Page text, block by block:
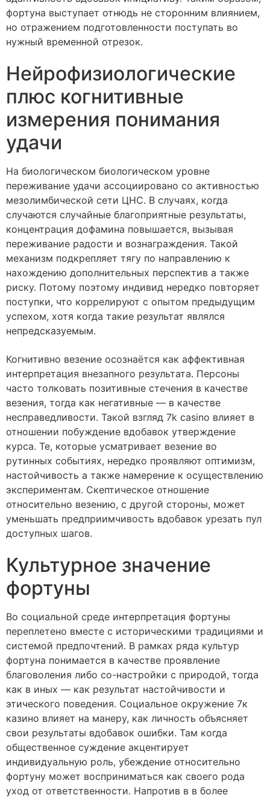
фортуна выступает отнюдь не сторонним влиянием,
но отражением подготовленности поступать во
нужный временной отрезок.
Нейрофизиологические
плюс когнитивные
измерения понимания
удачи
На биологическом биологическом уровне
переживание удачи ассоциировано со активностью
мезолимбической сети ЦНС. В случаях, когда
случаются случайные благоприятные результаты,
концентрация дофамина повышается, вызывая
переживание радости и вознаграждения. Такой
механизм подкрепляет тягу по направлению к
нахождению дополнительных перспектив а также
риску. Потому поэтому индивид нередко повторяет
поступки, что коррелируют с опытом предыдущим
успехом, хотя когда такие результат являлся
непредсказуемым.
Когнитивно везение осознаётся как аффективная
интерпретация внезапного результата. Персоны
часто толковать позитивные стечения в качестве
везения, тогда как негативные — в качестве
несправедливости. Такой взгляд 7k casino влияет в
отношении побуждение вдобавок утверждение
курса. Те, которые усматривает везение во
рутинных событиях, нередко проявляют оптимизм,
настойчивость а также намерение к осуществлению
экспериментам. Скептическое отношение
относительно везению, с другой стороны, может
уменьшать предприимчивость вдобавок урезать пул
доступных шагов.
Культурное значение
фортуны
Во социальной среде интерпретация фортуны
переплетено вместе с историческими традициями и
системой предпочтений. В рамках рядa культур
фортуна понимается в качестве проявление
благоволения либо со-настройки с природой, тогда
как в иных — как результат настойчивости и
этического поведения. Социальное окружение 7к
казино влияет на манеру, как личность объясняет
свои результаты вдобавок ошибки. Там когда
общественное суждение акцентирует
индивидуальную роль, убеждение относительно
фортуну может восприниматься как своего рода
уход от ответственности. Напротив в в более